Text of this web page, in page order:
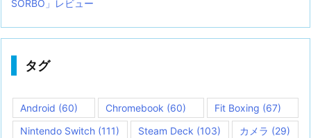
SORBO」レビュー
タグ
Android (60) Chromebook (60) Fit Boxing (67)
Nintendo Switch (111) Steam Deck (103) カメラ (29)